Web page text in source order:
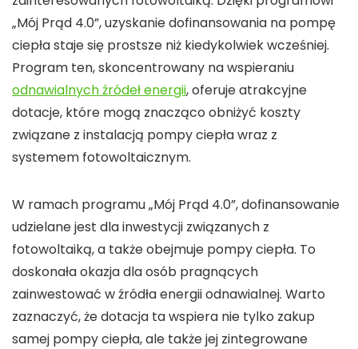
„Mój Prąd 4.0”, uzyskaniedofinansowania na pompę
ciepłastaje się prostsze niż kiedykolwiek wcześniej.
Program ten, skoncentrowany na wspieraniu
odnawialnych źródeł energii, oferuje atrakcyjne
dotacje, które mogą znacząco obniżyć koszty
związane z instalacją pompy ciepławraz z
systemem fotowoltaicznym.
W ramach programu „Mój Prąd 4.0”,dofinansowanie
udzielane jest dla inwestycji związanych z
fotowoltaiką, a także obejmuje pompy ciepła. To
doskonała okazja dla osób pragnących
zainwestować wźródła energii odnawialnej. Warto
zaznaczyć, żedotacja ta wspiera nie tylko zakup
samej pompy ciepła, ale także jej zintegrowane